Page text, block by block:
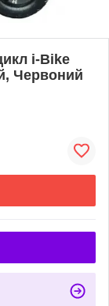
i-Bike
Червоний